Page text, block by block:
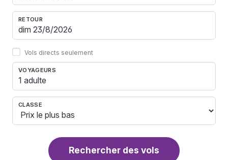
RETOUR
Vols directs seulement
VOYAGEURS
1 adulte
CLASSE
Rechercher des vols